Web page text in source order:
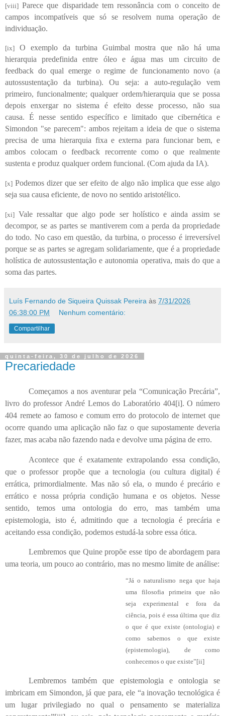
[viii] Parece que disparidade tem ressonância com o conceito de
campos incompatíveis que só se resolvem numa operação de
individuação.
[ix] O exemplo da turbina Guimbal mostra que não há uma
hierarquia predefinida entre óleo e água mas um circuito de
feedback do qual emerge o regime de funcionamento novo (a
autossustentação da turbina). Ou seja: a auto-regulação vem
primeiro, funcionalmente; qualquer ordem/hierarquia que se possa
depois enxergar no sistema é efeito desse processo, não sua
causa. É nesse sentido específico e limitado que cibernética e
Simondon "se parecem": ambos rejeitam a ideia de que o sistema
precisa de uma hierarquia fixa e externa para funcionar bem, e
ambos colocam o feedback recorrente como o que realmente
sustenta e produz qualquer ordem funcional. (Com ajuda da IA).
[x] Podemos dizer que ser efeito de algo não implica que esse algo
seja sua causa eficiente, de novo no sentido aristotélico.
[xi] Vale ressaltar que algo pode ser holístico e ainda assim se
decompor, se as partes se mantiverem com a perda da propriedade
do todo. No caso em questão, da turbina, o processo é irreversível
porque se as partes se agregam solidariamente, que é a propriedade
holística de autossustentação e autonomia operativa, mais do que a
soma das partes.
Luís Fernando de Siqueira Quissak Pereira às 7/31/2026
06:38:00 PM
Nenhum comentário:
Compartilhar
quinta-feira, 30 de julho de 2026
Precariedade
Começamos a nos aventurar pela “Comunicação Precária”,
livro do professor André Lemos do Laboratório 404[i]. O número
404 remete ao famoso e comum erro do protocolo de internet que
ocorre quando uma aplicação não faz o que supostamente deveria
fazer, mas acaba não fazendo nada e devolve uma página de erro.
Acontece que é exatamente extrapolando essa condição,
que o professor propõe que a tecnologia (ou cultura digital) é
errática, primordialmente. Mas não só ela, o mundo é precário e
errático e nossa própria condição humana e os objetos. Nesse
sentido, temos uma ontologia do erro, mas também uma
epistemologia, isto é, admitindo que a tecnologia é precária e
aceitando essa condição, podemos estudá-la sobre essa ótica.
Lembremos que Quine propõe esse tipo de abordagem para
uma teoria, um pouco ao contrário, mas no mesmo limite de análise:
“Já o naturalismo nega que haja
uma filosofia primeira que não
seja experimental e fora da
ciência, pois é essa última que diz
o que é que existe (ontologia) e
como sabemos o que existe
(epistemologia), de como
conhecemos o que existe”[ii]
Lembremos também que epistemologia e ontologia se
imbricam em Simondon, já que para, ele “a inovação tecnológica é
um lugar privilegiado no qual o pensamento se materializa